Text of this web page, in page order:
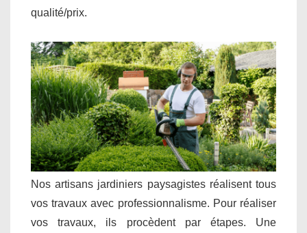
qualité/prix.
Nos artisans jardiniers paysagistes réalisent tous
vos travaux avec professionnalisme. Pour réaliser
vos travaux, ils procèdent par étapes. Une